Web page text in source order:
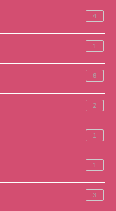
4
1
6
2
1
1
3